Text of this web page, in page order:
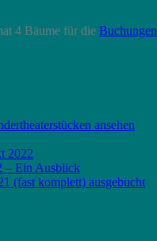
4 Bäume für die Buchungen
ansehen
2022
– Ein Ausblick
(fast komplett) ausgebucht